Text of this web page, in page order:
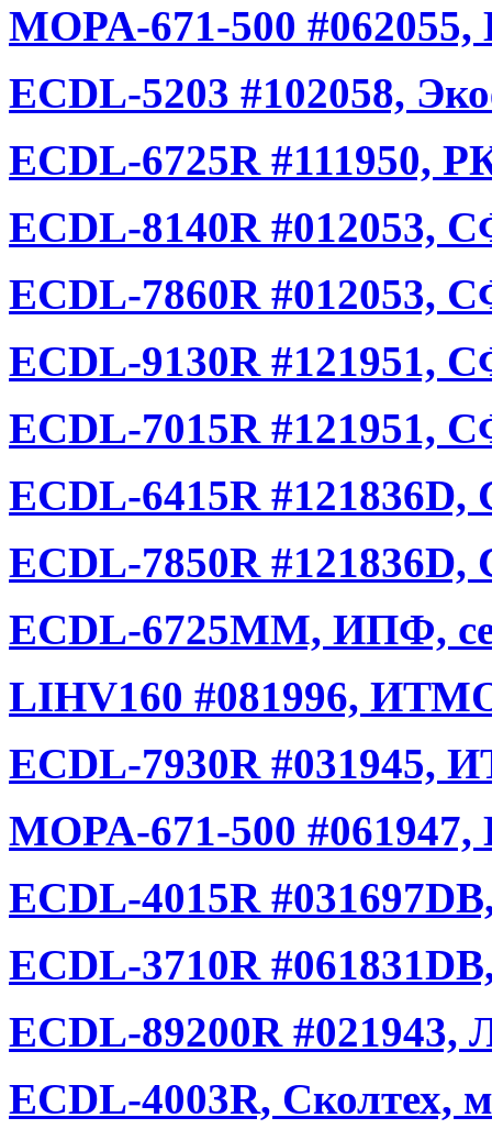
MOPA-671-500
ECDL-5203 #102058,
ECDL-6725R #111950,
ECDL-8140R #012053,
ECDL-7860R #012053,
ECDL-9130R #121951,
ECDL-7015R #121951,
ECDL-6415R
ECDL-7850R
ECDL-6725MM, ИПФ,
LIHV160 #081996,
ECDL-7930R #031945,
MOPA-671-500
ECDL-4015R
ECDL-3710R
ECDL-89200R #021943,
ECDL-4003R, Сколтех,